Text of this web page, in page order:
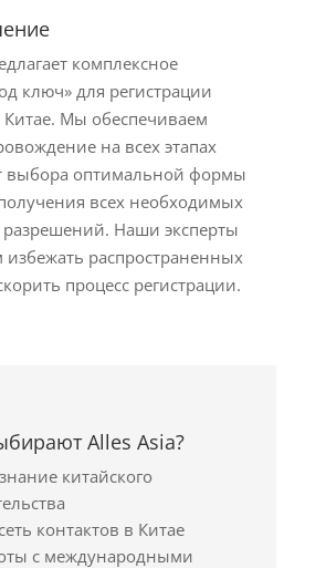
комплексное
ключ» для регистрации
Мы обеспечиваем
на всех этапах
выбора оптимальной формы
всех необходимых
Наши эксперты
избежать распространенных
процесс регистрации.
Alles Asia?
китайского
контактов в Китае
с международными